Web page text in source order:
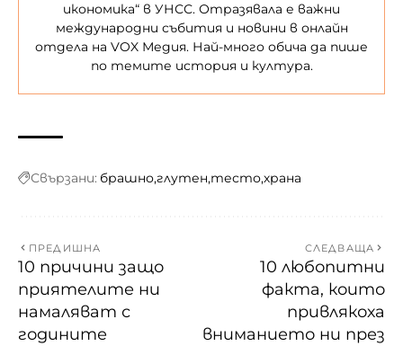
икономика“ в УНСС. Отразявала е важни
международни събития и новини в онлайн
отдела на VOX Медия. Най-много обича да пише
по темите история и култура.
Свързани: брашноглутен тестохрана
ПРЕДИШНА
10 причини защо
приятелите ни
намаляват с
годините
СЛЕДВАЩА
10 любопитни
факта, които
привлякоха
вниманието ни през